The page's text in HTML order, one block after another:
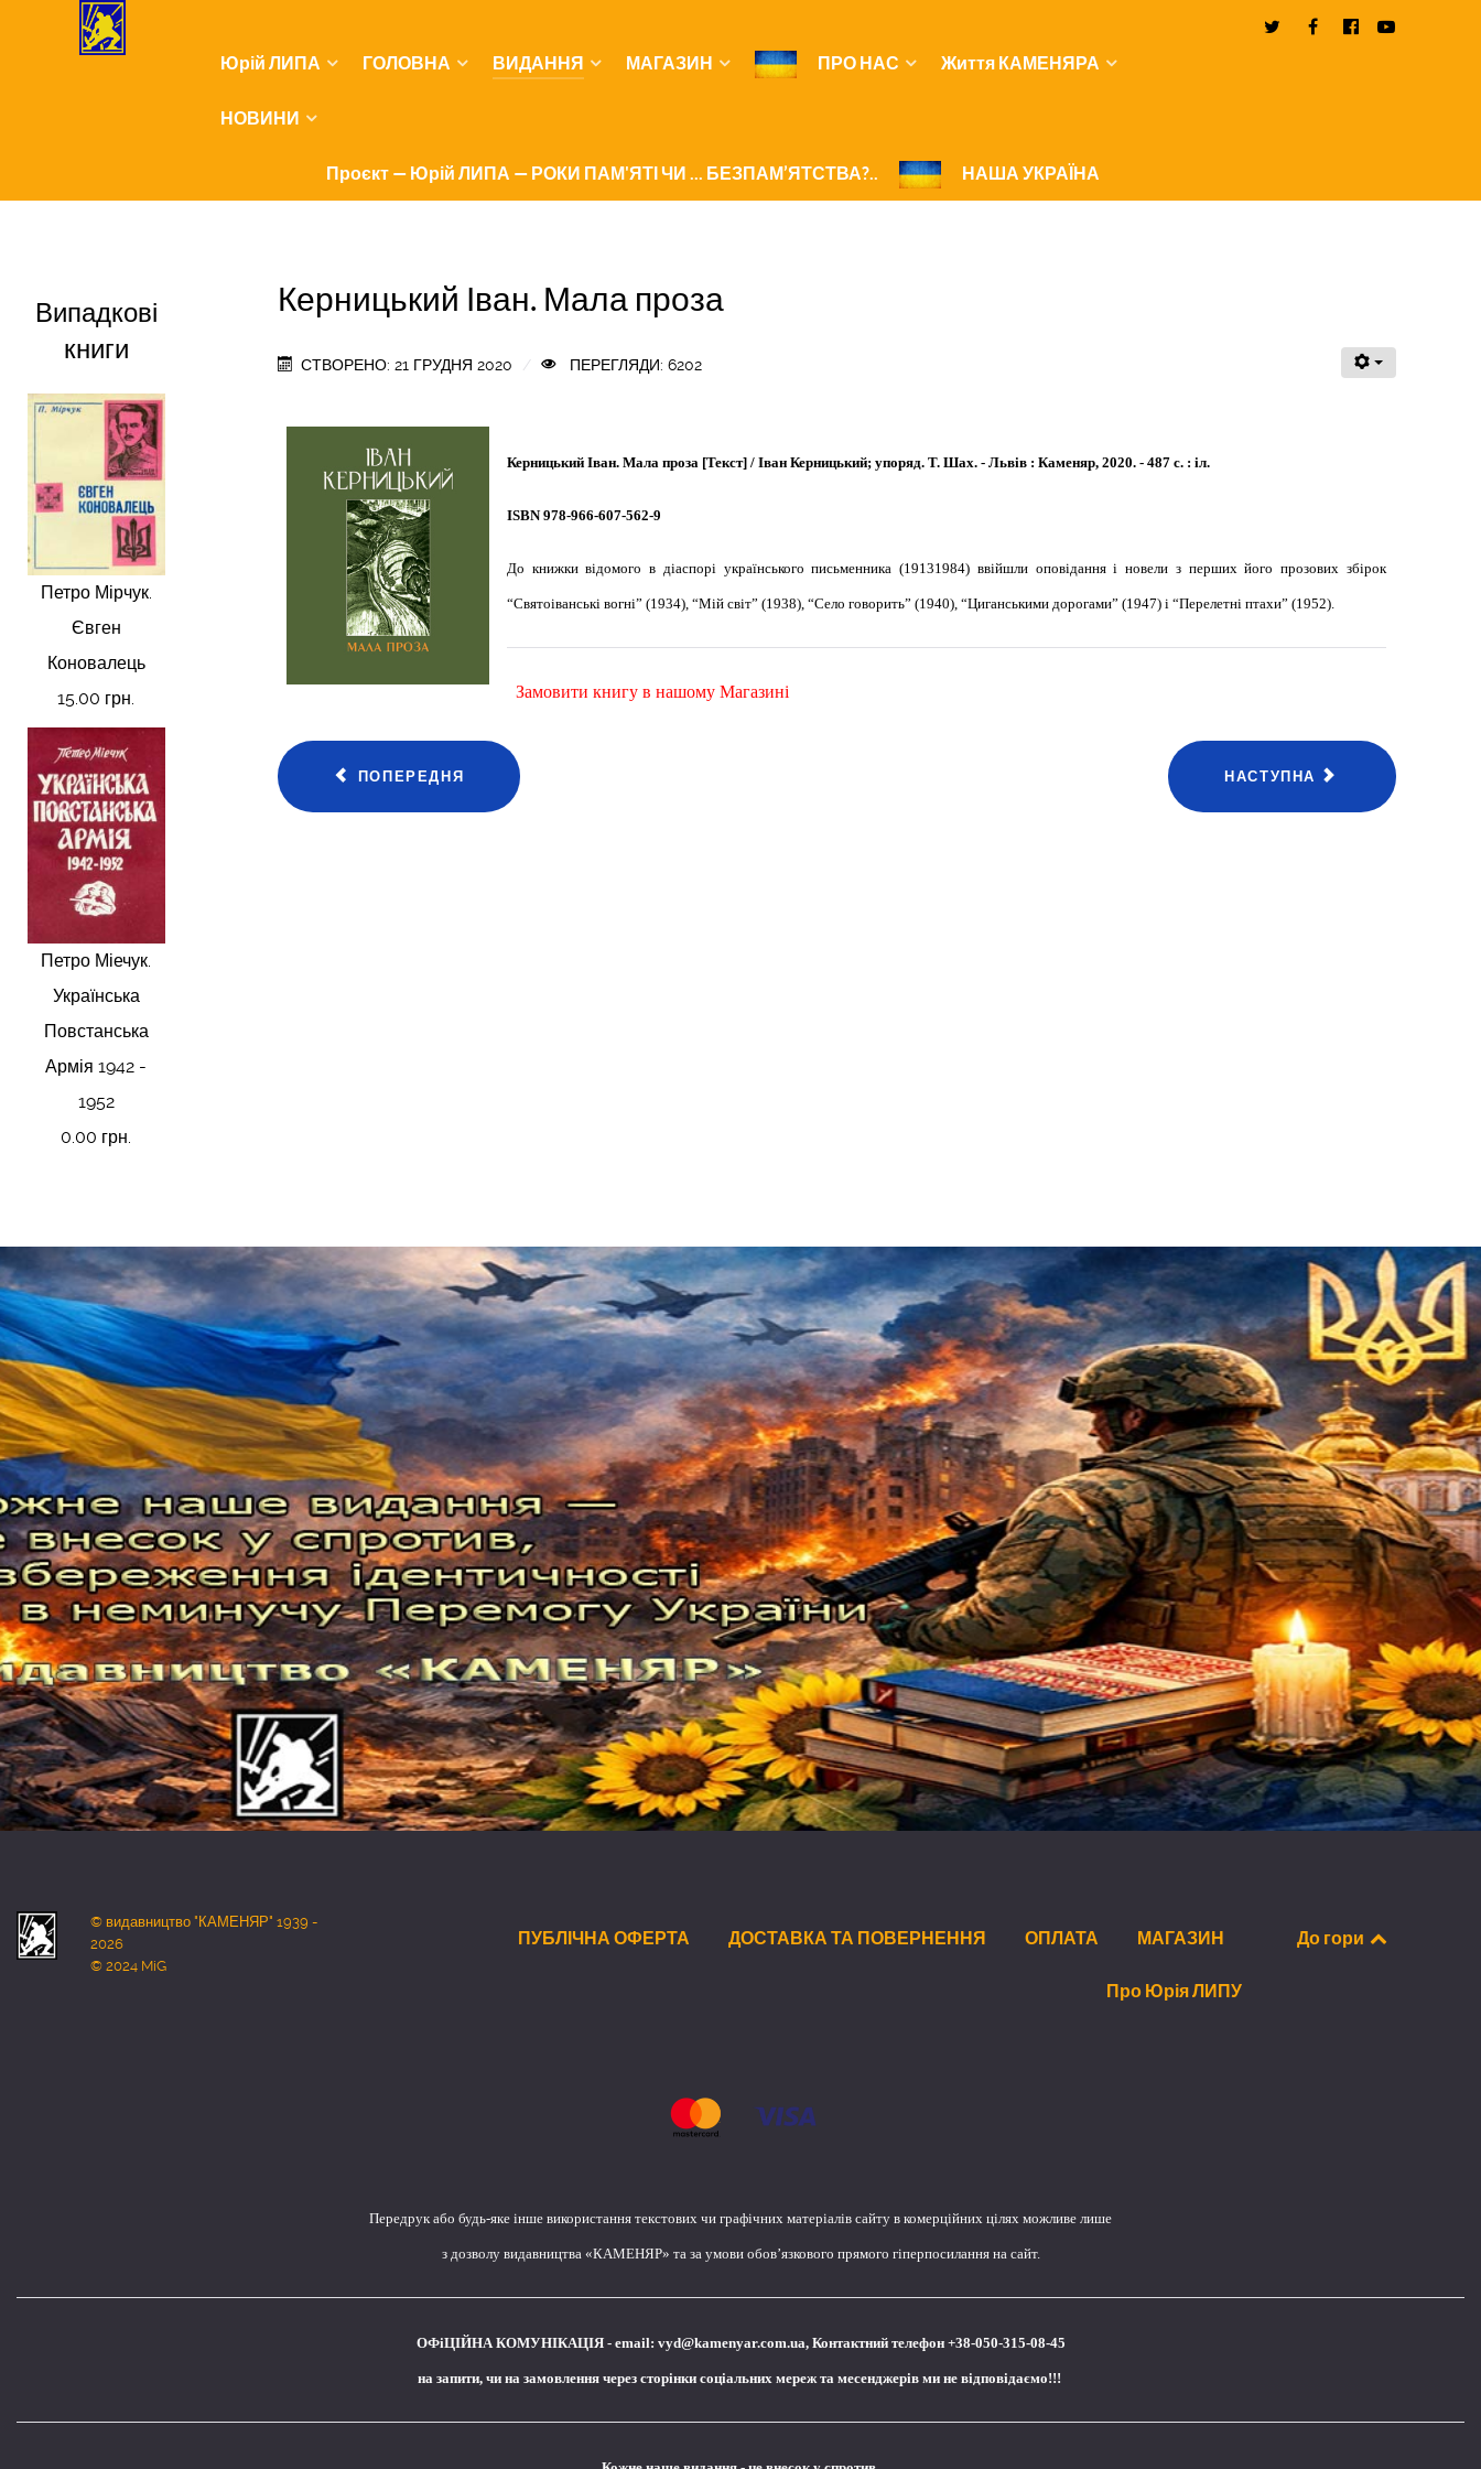
Юрій ЛИПА ГОЛОВНА ВИДАННЯ МАГАЗИН ПРО НАС Життя КАМЕНЯРА
НОВИНИ
Проєкт — Юрій ЛИПА — РОКИ ПАМ'ЯТІ ЧИ ... БЕЗПАМ’ЯТСТВА?.. НАША УКРАЇНА
Випадкові
книги
Петро Мірчук.
Євген
Коновалець
15.00 грн.
Петро Міечук.
Українська
Повстанська
Армія 1942 -
1952
0.00 грн.
Керницький Іван. Мала проза
СТВОРЕНО: 21 ГРУДНЯ 2020 ПЕРЕГЛЯДИ: 6202
Керницький Іван. Мала проза [Текст] / Іван Керницький; упоряд. Т. Шах. - Львів : Каменяр, 2020. - 487 с. : іл.
ISBN 978-966-607-562-9
До книжки відомого в діаспорі українського письменника (19131984) ввійшли оповідання і новели з перших його прозових збірок
“Святоіванські вогні” (1934), “Мій світ” (1938), “Село говорить” (1940), “Циганськими дорогами” (1947) і “Перелетні птахи” (1952).
Замовити книгу в нашому Магазині
ПОПЕРЕДНЯ НАСТУПНА
© видавництво "КАМЕНЯР" 1939 -
2026
© 2024 MiG
ПУБЛІЧНА ОФЕРТА ДОСТАВКА ТА ПОВЕРНЕННЯ ОПЛАТА МАГАЗИН
Про Юрія ЛИПУ
До гори
Передрук або будь-яке інше використання текстових чи графічних матеріалів сайту в комерційних цілях можливе лише
з дозволу видавництва «КАМЕНЯР» та за умови обов’язкового прямого гіперпосилання на сайт.
ОФіЦІЙНА КОМУНІКАЦІЯ - email: vyd@kamenyar.com.ua, Контактний телефон +38-050-315-08-45
на запити, чи на замовлення через сторінки соціальних мереж та месенджерів ми не відповідаємо!!!